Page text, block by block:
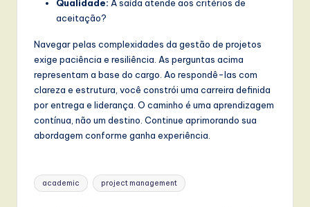
Qualidade: A saída atende aos critérios de
aceitação?
Navegar pelas complexidades da gestão de projetos
exige paciência e resiliência. As perguntas acima
representam a base do cargo. Ao respondê-las com
clareza e estrutura, você constrói uma carreira definida
por entrega e liderança. O caminho é uma aprendizagem
contínua, não um destino. Continue aprimorando sua
abordagem conforme ganha experiência.
Tags:
academic project management